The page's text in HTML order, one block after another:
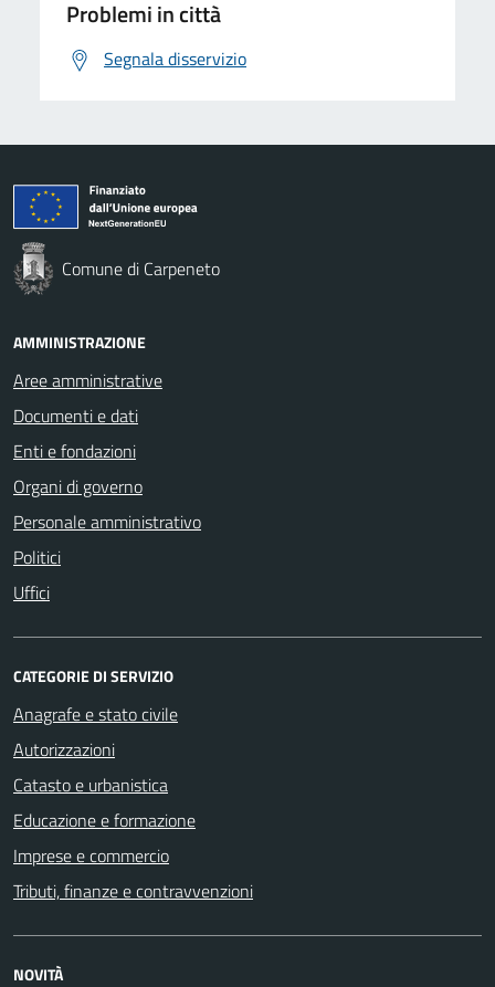
Problemi in città
Segnala disservizio
Comune di Carpeneto
AMMINISTRAZIONE
Aree amministrative
Documenti e dati
Enti e fondazioni
Organi di governo
Personale amministrativo
Politici
Uffici
CATEGORIE DI SERVIZIO
Anagrafe e stato civile
Autorizzazioni
Catasto e urbanistica
Educazione e formazione
Imprese e commercio
Tributi, finanze e contravvenzioni
NOVITÀ